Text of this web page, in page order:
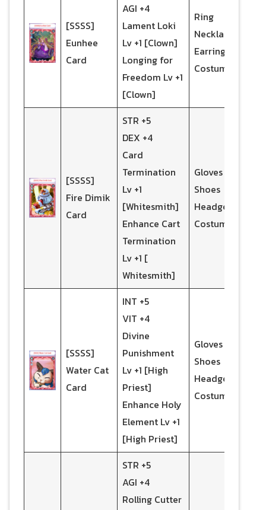
[SSSS]
Eunhee
Card
AGI +4
Lament Loki
Lv +1 [Clown]
Longing for
Freedom Lv +1
[Clown]
Ring
Necklace
Earrings
Costume
[SSSS]
Fire Dimik
Card
STR +5
DEX +4
Card
Termination
Lv +1
[Whitesmith]
Enhance Cart
Termination
Lv +1 [
Whitesmith]
Gloves
Shoes
Headgear
Costume
[SSSS]
Water Cat
Card
INT +5
VIT +4
Divine
Punishment
Lv +1 [High
Priest]
Enhance Holy
Element Lv +1
[High Priest]
Gloves
Shoes
Headgear
Costume
STR +5
AGI +4
Rolling Cutter